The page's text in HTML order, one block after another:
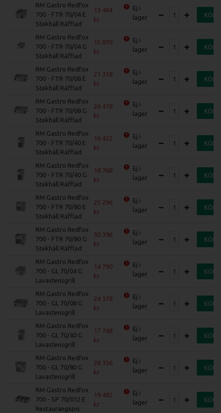
RM Gastro Redfox
700 - FTR 70/04 E
Stekhäll Räfflad
13 464
Ej i
lager
KÖP
RM Gastro Redfox
700 - FTR 70/04 G
Stekhäll Räfflad
15 810
Ej i
lager
KÖP
RM Gastro Redfox
700 - FTR 70/08 E
Stekhäll Räfflad
21 318
Ej i
lager
KÖP
RM Gastro Redfox
700 - FTR 70/08 G
Stekhäll Räfflad
26 418
Ej i
lager
KÖP
RM Gastro Redfox
700 - FTR 70/40 E
Stekhäll Räfflad
16 422
Ej i
lager
KÖP
RM Gastro Redfox
700 - FTR 70/40 G
Stekhäll Räfflad
18 768
Ej i
lager
KÖP
RM Gastro Redfox
700 - FTR 70/80 E
Stekhäll Räfflad
25 296
Ej i
lager
KÖP
RM Gastro Redfox
700 - FTR 70/80 G
Stekhäll Räfflad
30 396
Ej i
lager
KÖP
RM Gastro Redfox
700 - GL 70/04 G
Lavastensgrill
14 790
Ej i
lager
KÖP
RM Gastro Redfox
700 - GL 70/08 G
Lavastensgrill
24 378
Ej i
lager
KÖP
RM Gastro Redfox
700 - GL 70/40 G
Lavastensgrill
17 748
Ej i
lager
KÖP
RM Gastro Redfox
700 - GL 70/80 G
Lavastensgrill
28 356
Ej i
lager
KÖP
RM Gastro Redfox
700 - SP 70/012 E
Restaurangspis
19 482
Ej i
lager
KÖP